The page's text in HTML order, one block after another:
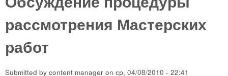
рассмотрения Мастерских
работ
Submitted by content manager on ср, 04/08/2010 - 22:41